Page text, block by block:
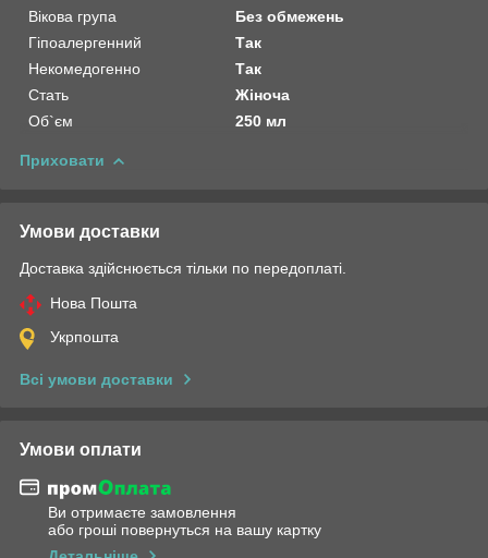
Вікова група
Без обмежень
Гіпоалергенний
Так
Некомедогенно
Так
Стать
Жіноча
Об`єм
250 мл
Приховати
Умови доставки
Доставка здійснюється тільки по передоплаті.
Нова Пошта
Укрпошта
Всі умови доставки
Умови оплати
Ви отримаєте замовлення
або гроші повернуться на вашу картку